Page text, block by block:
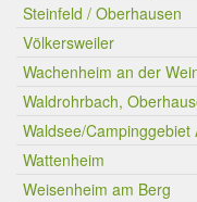
Steinfeld / Oberhausen
Völkersweiler
Wachenheim an der
Waldrohrbach,
Waldsee/Campinggebiet
Wattenheim
Weisenheim am Berg